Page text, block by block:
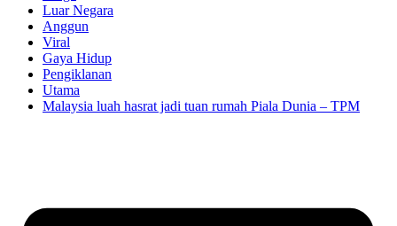
Luar Negara
Anggun
Viral
Gaya Hidup
Pengiklanan
Utama
Malaysia luah hasrat jadi tuan rumah Piala Dunia – TPM